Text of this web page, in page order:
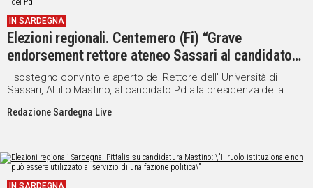
IN
ITALIA
NEL
MONDO
SPORT
EVENTI
STORIE
IN SARDEGNA
Elezioni regionali. Centemero (Fi) “Grave
endorsement rettore ateneo Sassari al candidato
del Pd”
Il sostegno convinto e aperto del Rettore dell' Università di
Sassari, Attilio Mastino, al candidato Pd alla presidenza della
giunta Regionale Sarda, è un atto molto grave, che confligge
con il rispetto dell'imparzialità e dell'indipendenza su cui
Redazione Sardegna Live
IN SARDEGNA